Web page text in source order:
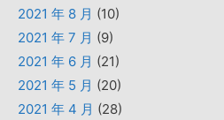
2021 年 8 月 (10)
2021 年 7 月 (9)
2021 年 6 月 (21)
2021 年 5 月 (20)
2021 年 4 月 (28)